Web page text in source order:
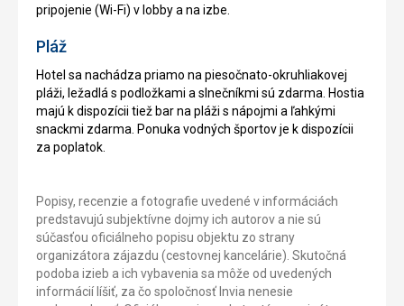
pripojenie (Wi-Fi) v lobby a na izbe.
Pláž
Hotel sa nachádza priamo na piesočnato-okruhliakovej
pláži, ležadlá s podložkami a slnečníkmi sú zdarma. Hostia
majú k dispozícii tiež bar na pláži s nápojmi a ľahkými
snackmi zdarma. Ponuka vodných športov je k dispozícii
za poplatok.
Popisy, recenzie a fotografie uvedené v informáciách
predstavujú subjektívne dojmy ich autorov a nie sú
súčasťou oficiálneho popisu objektu zo strany
organizátora zájazdu (cestovnej kancelárie). Skutočná
podoba izieb a ich vybavenia sa môže od uvedených
informácií líšiť, za čo spoločnosť Invia nenesie